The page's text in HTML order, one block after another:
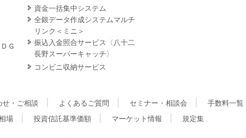
Ｇ
資金一括集中システム
全銀データ作成システムマルチ
リンク＜ミニ＞
振込入金照合サービス〈八十二
長野スーパーキャッチ〉
コンビニ収納サービス
せ・ご相談 よくあるご質問 セミナー・相談会 手数料一覧
場
投資信託基準価額 マーケット情報 規定集